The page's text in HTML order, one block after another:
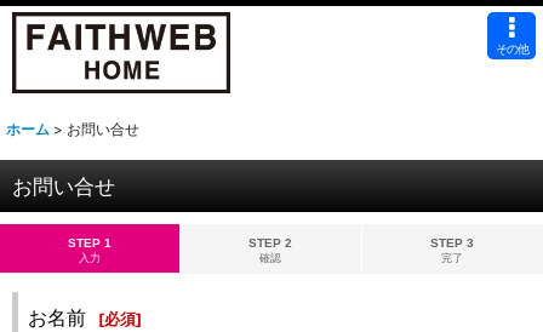
その他
ホーム > お問い合せ
お問い合せ
STEP 1
入力
STEP 2
確認
STEP 3
完了
お名前 [必須]